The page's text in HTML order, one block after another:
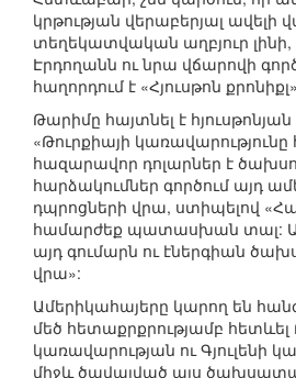
կրթության վերաբերյալ ավելի
տեղեկատվական աղբյուր
Էրդողանն ու նրա վճարովի
հաղորդում է «Հյուսթոն
Թարիմը հայտնել է
«Թուրքիայի կառավարությունը
հազարավոր դոլարներ է
հարձակումներ գործում այդ
դպրոցների վրա, ստիպելով
համարժեք պատասխան տալ:
այդ գումարն ու էներգիան
վրա»:
Ամերիկահայերը կարող են
մեծ հետաքրքրությամբ հետևել
կառավարության ու Գյուլենի
միջև ծավալված այս